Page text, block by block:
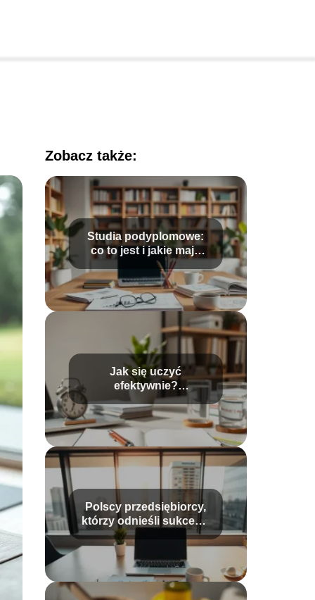
Zobacz także:
Studia podyplomowe:
co to jest i jakie mają
zalety?
Jak się uczyć
efektywnie?
Sprawdzone metody na
skuteczną naukę
Polscy przedsiębiorcy,
którzy odnieśli sukces –
inspirujące historie